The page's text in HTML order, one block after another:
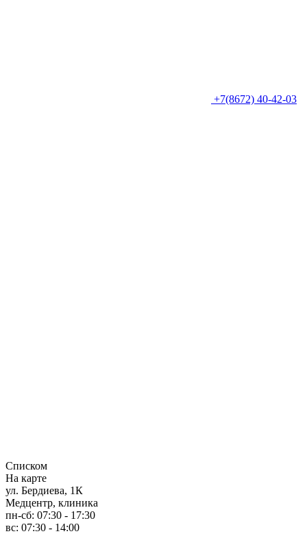
+7(8672) 40-42-03
Списком
На карте
ул. Бердиева, 1К
Медцентр, клиника
пн-сб: 07:30 - 17:30
вс: 07:30 - 14:00